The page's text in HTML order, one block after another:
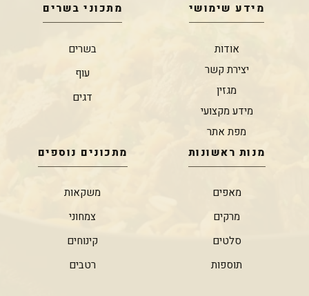
מידע שימושי
אודות
יצירת קשר
מגזין
מידע מקצועי
מפת אתר
מתכוני בשרים
בשרים
עוף
דגים
מנות ראשונות
מאפים
מרקים
סלטים
תוספות
מתכונים נוספים
משקאות
צמחוני
קינוחים
רטבים